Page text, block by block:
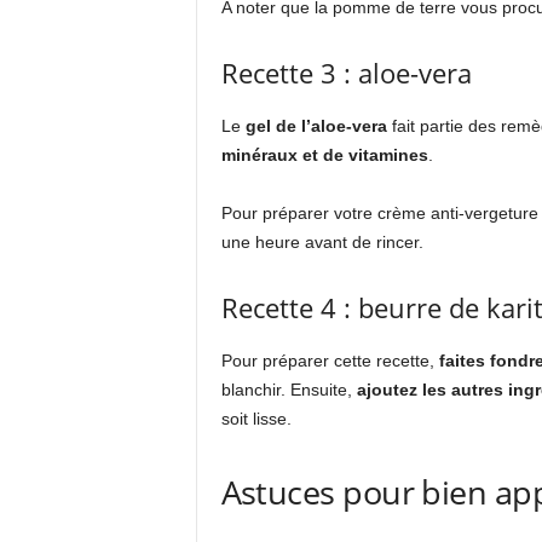
A noter que la pomme de terre vous
Recette 3 : aloe-vera
Le gel de l’aloe-verafait partie des
minéraux et de vitamines.
Pour préparer votre crème anti-
une heure avant de rincer.
Recette 4 : beurre de
Pour préparer cette recette, faites
blanchir. Ensuite, ajoutez les autres
soit lisse.
Astuces pour bien